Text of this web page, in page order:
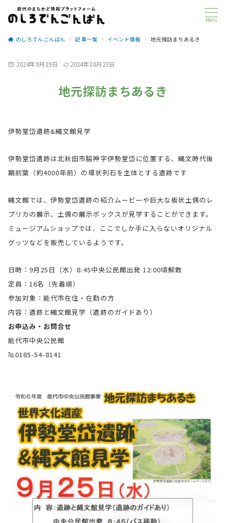
Menu
のしろでんごんばん 記事一覧 イベント情報 地元探訪まちあるき
2024年9月19日 2024年10月23日
地元探訪まちあるき
伊勢堂岱遺跡&縄文館見学
伊勢堂岱遺跡は北秋田市脇神字伊勢堂岱に位置する、縄文時代後
期前葉（約4000年前）の環状列石を主体とする遺跡です
縄文館では、伊勢堂岱遺跡の紹介ムービーや巨大な板状土偶のレ
プリカの展示、土偶の展示ボックスが見学することができます。
ミュージアムショップでは、ここでしか手に入らないオリジナル
グッツなどを販売しているようです。
日時：9月25日（水）8:45中央公民館出発 12:00頃解散
定員：16名（先着順）
参加対象：能代市在住・在勤の方
内容：遺跡と縄文館見学（遺跡のガイドあり）
お申込み・お問合せ
能代市中央公民館
℡0185-54-8141